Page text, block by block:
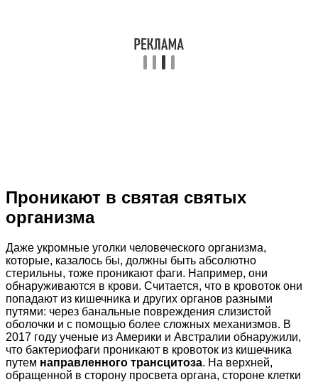
Проникают в святая святых
организма
Даже укромные уголки человеческого организма,
которые, казалось бы, должны быть абсолютно
стерильны, тоже проникают фаги. Например, они
обнаруживаются в крови. Считается, что в кровоток они
попадают из кишечника и других органов разными
путями: через банальные повреждения слизистой
оболочки и с помощью более сложных механизмов. В
2017 году ученые из Америки и Австралии обнаружили,
что бактериофаги проникают в кровоток из кишечника
путем направленного трансцитоза. На верхней,
обращенной в сторону просвета органа, стороне клетки